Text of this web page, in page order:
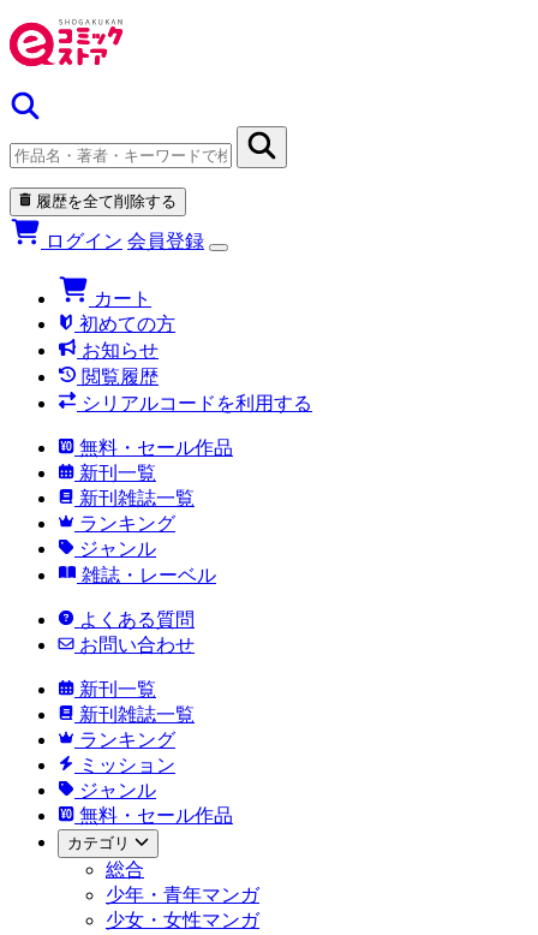
履歴を全て削除する
ログイン 会員登録
カート
初めての方
お知らせ
閲覧履歴
シリアルコードを利用する
無料・セール作品
新刊一覧
新刊雑誌一覧
ランキング
ジャンル
雑誌・レーベル
よくある質問
お問い合わせ
新刊一覧
新刊雑誌一覧
ランキング
ミッション
ジャンル
無料・セール作品
カテゴリ
総合
少年・青年マンガ
少女・女性マンガ